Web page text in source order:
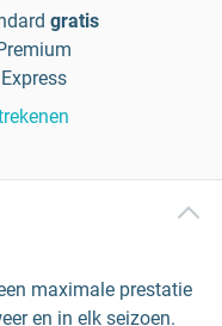
gratis
Express
maximale prestatie
en in elk seizoen.